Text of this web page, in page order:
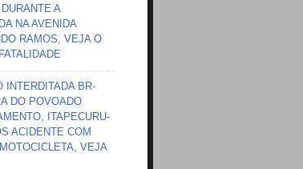
A
NA AVENIDA
RAMOS, VEJA O
INTERDITADA BR-
DO POVOADO
ITAPECURU-
ACIDENTE COM
VEJA